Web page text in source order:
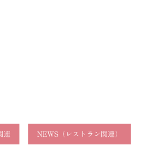
連 NEWS（レストラン関連）